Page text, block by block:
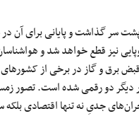
هم ششمین ماه خود را در ۲۴ ماه اوت پشت سر
نیز قطع خواهد شد و
و گاز در برخی از کشورهای
دیگر دو رقمی شده است. تصور
جدیِ نه تنها اقتصادی